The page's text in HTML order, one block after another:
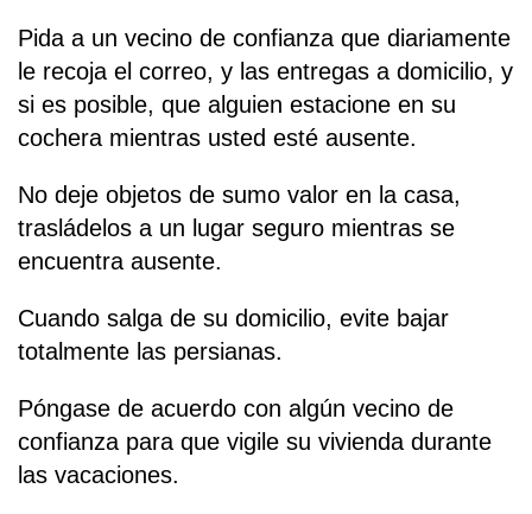
Pida a un vecino de confianza que diariamente
le recoja el correo, y las entregas a domicilio, y
si es posible, que alguien estacione en su
cochera mientras usted esté ausente.
No deje objetos de sumo valor en la casa,
trasládelos a un lugar seguro mientras se
encuentra ausente.
Cuando salga de su domicilio, evite bajar
totalmente las persianas.
Póngase de acuerdo con algún vecino de
confianza para que vigile su vivienda durante
las vacaciones.